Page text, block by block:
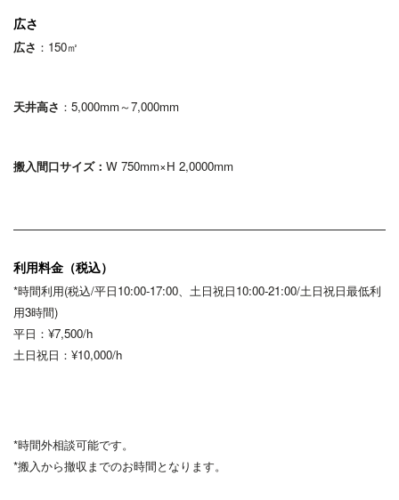
広さ
広さ ：150㎡
天井高さ ：5,000mm～7,000mm
搬入間口サイズ： W 750mm×H 2,0000mm
利用料金（税込）
*時間利用(税込/平日10:00-17:00、土日祝日10:00-21:00/土日祝日最低利
用3時間)
平日：¥7,500/h
土日祝日：¥10,000/h
*時間外相談可能です。
*搬入から撤収までのお時間となります。